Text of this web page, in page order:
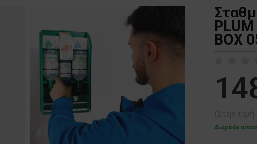
PLUM
BOX
Δωρεάν